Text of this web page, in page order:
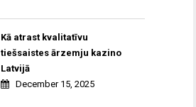
Kā atrast kvalitatīvu
tiešsaistes ārzemju kazino
Latvijā
December 15, 2025